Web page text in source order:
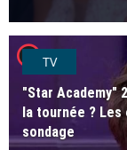
player2TV
"Star Academy"
la tournée ?
sondage